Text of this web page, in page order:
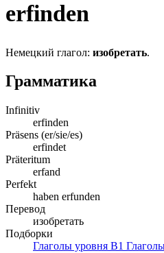
erfinden
Немецкий глагол: изобретать.
Грамматика
Infinitiv
erfinden
Präsens (er/sie/es)
erfindet
Präteritum
erfand
Perfekt
haben erfunden
Перевод
изобретать
Подборки
Глаголы уровня B1